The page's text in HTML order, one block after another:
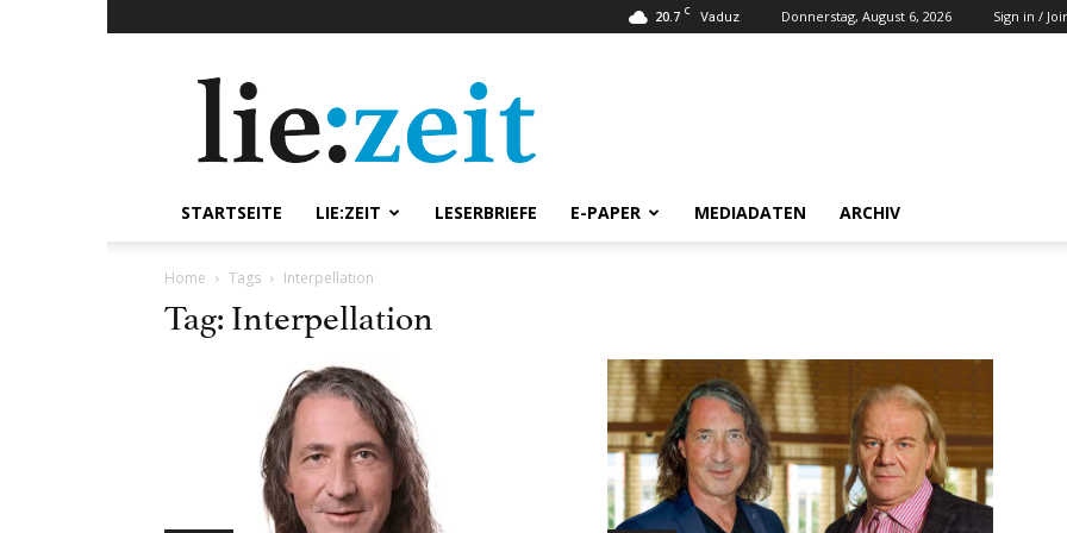
20.7 C Vaduz Donnerstag, August 6, 2026 Sign in /
STARTSEITE LIE:ZEIT LESERBRIEFE E-PAPER MEDIADATEN ARCHIV
Home Tags Interpellation
Tag: Interpellation